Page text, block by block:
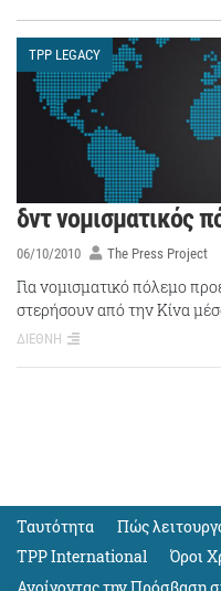
TPP LEGACY
δντ νομισματικός
06/10/2010 The Press Project
Για νομισματικό πόλεμο
στερήσουν από την Κίνα
ΔΙΕΘΝΗ
Ταυτότητα Πώς
TPP International
Όροι